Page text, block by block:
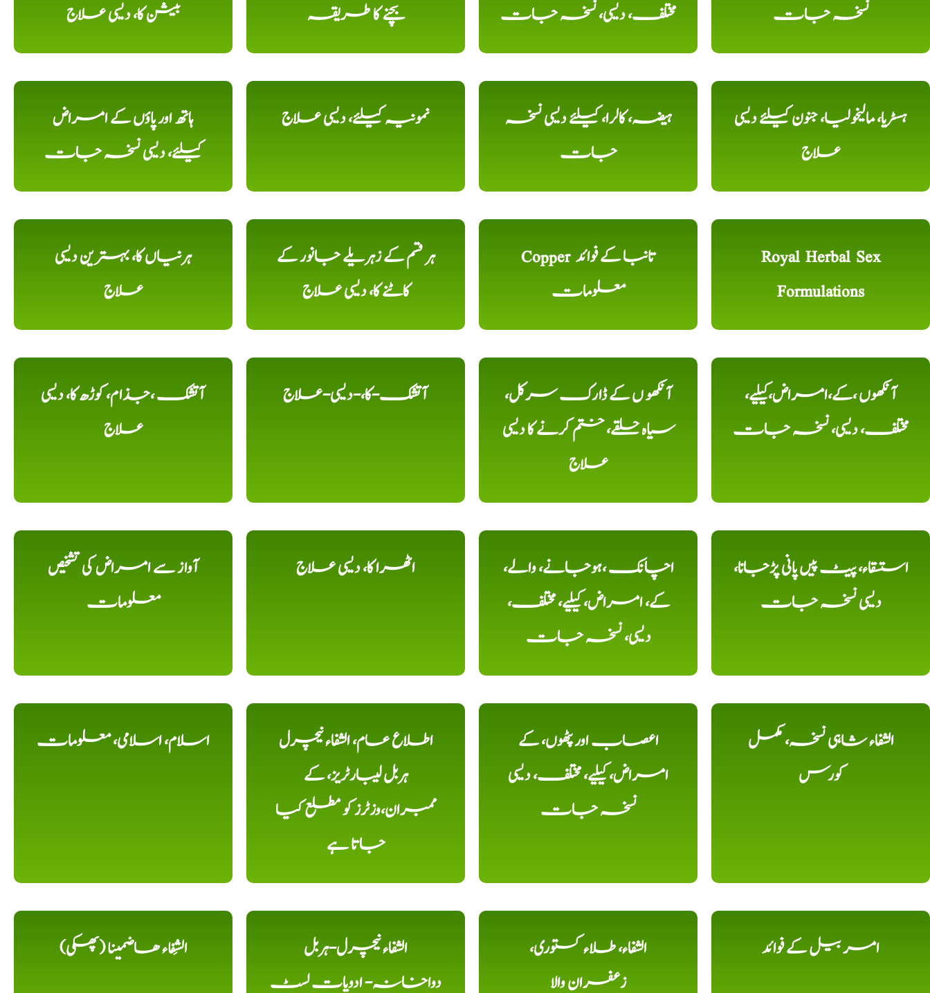
بیشن کا، دیسی علاج
بچنے کا طریقہ
مختلف، دیسی، نسخہ جات
نسخہ جات
ہاتھ اور پاؤں کے امراض
کیلئے، دیسی نسخہ جات
نمونیہ کیلئے، دیسی علاج
ہیضہ، کالرا، کیلئے دیسی نسخہ
جات
ہسٹریا، مالیخولیا، جنون کیلئے دیسی
علاج
ہرنیاں کا، بہترین دیسی
علاج
ہر قسم کے زہریلے جانور کے
کاٹنے کا، دیسی علاج
Copper تانبا کے فوائد
معلومات
Royal Herbal Sex
Formulations
آتشک ،جذام، کوڑھ کا، دیسی
علاج
آتشک-کا،-دیسی-علاج
آنکھو ں کے ڈارک سرکل،
سیاہ حلقے، ختم کرنے کا دیسی
علاج
آنکھوں ،کے،امراض،کیلیے،
مختلف، دیسی، نسخہ جات
آواز سے امراض کی تشخیص
معلومات
اٹھرا کا، دیسی علاج
اچانک ،ہوجانے، والے،
کے، امراض، کیلیے، مختلف،
دیسی، نسخہ جات
استسقاء، پیٹ پیں پانی پڑجانا،
دیسی نسخہ جات
اسلام، اسلامی، معلومات
اطلاع عام، الشفاء نیچرل
ہربل لیبارٹریز، کے
ممبران،وزٹرز کو مطلع کیا
جاتا ہے
اعصاب اور پٹھوں، کے
امراض، کیلیے، مختلف، دیسی
نسخہ جات
الشفاء شاہی نسخہ، مکمل
کورس
الشِفاء ھاضمینا (پھکی)
الشفاء نیچرل-ہربل
دواخانہ- ادویات لسٹ
الشفاء، طلاء کستوری،
زعفران والا
امر بیل کے فوائد